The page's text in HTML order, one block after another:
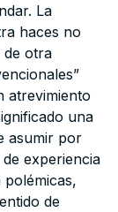
La
haces no
de otra
atrevimiento
una
asumir por
experiencia
polémicas,
de